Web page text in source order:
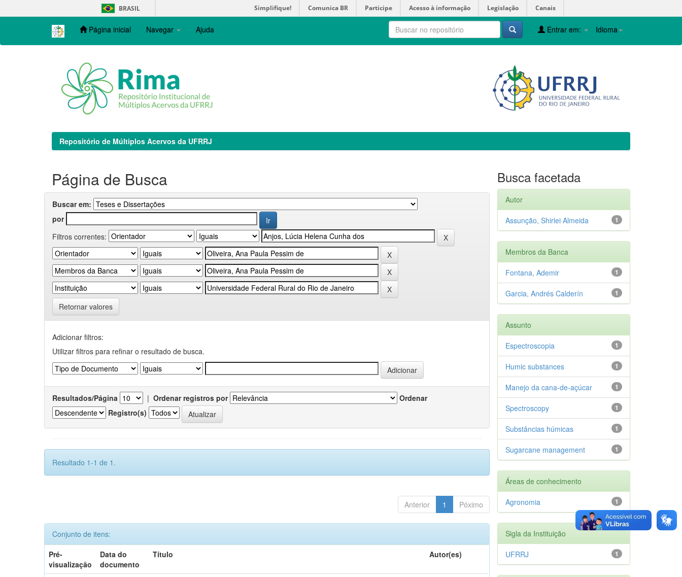
navigation
BRASIL Simplifique! Comunica BR Participe Acesso à informação Legislação Canais
Página inicial Navegar Ajuda Idioma
Entrar em:
Repositório de Múltiplos Acervos da UFRRJ
Página de Busca
Buscar em:
por
Filtros correntes:
Retornar valores
Adicionar filtros:
Utilizar filtros para refinar o resultado de busca.
Resultados/Página | Ordenar registros por
Ordenar
Registro(s)
Resultado 1-1 de 1.
Anterior 1 Póximo
Conjunto de itens:
Pré-
visualização
Data do
documento
Título Autor(es)
Busca facetada
Autor
1
Assunção, Shirlei Almeida
Membros da Banca
1
Fontana, Ademir
1
Garcia, Andrés Calderín
Assunto
1
Espectroscopia
1
Humic substances
1
Manejo da cana-de-açúcar
1
Spectroscopy
1
Substâncias húmicas
1
Sugarcane management
Áreas de conhecimento
1
Agronomia
Sigla da Instituição
1
UFRRJ